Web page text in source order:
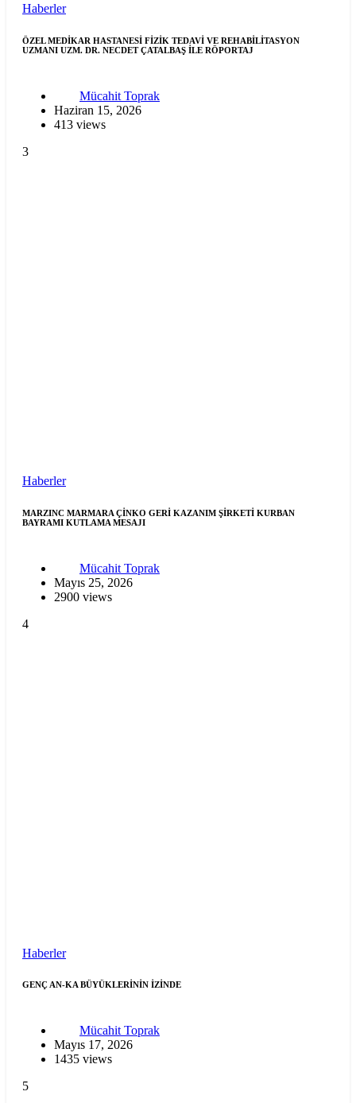
Haberler
ÖZEL MEDİKAR HASTANESİ FİZİK TEDAVİ VE REHABİLİTASYON
UZMANI UZM. DR. NECDET ÇATALBAŞ İLE RÖPORTAJ
Mücahit Toprak
Haziran 15, 2026
413 views
3
Haberler
MARZINC MARMARA ÇİNKO GERİ KAZANIM ŞİRKETİ KURBAN
BAYRAMI KUTLAMA MESAJI
Mücahit Toprak
Mayıs 25, 2026
2900 views
4
Haberler
GENÇ AN-KA BÜYÜKLERİNİN İZİNDE
Mücahit Toprak
Mayıs 17, 2026
1435 views
5